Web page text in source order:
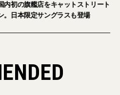
内初の旗艦店をキャットストリート
。日本限定サングラスも登場